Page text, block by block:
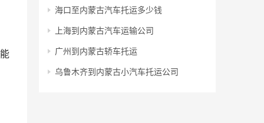
海口至内蒙古汽车托运多少钱
上海到内蒙古汽车运输公司
广州到内蒙古轿车托运
乌鲁木齐到内蒙古小汽车托运公司